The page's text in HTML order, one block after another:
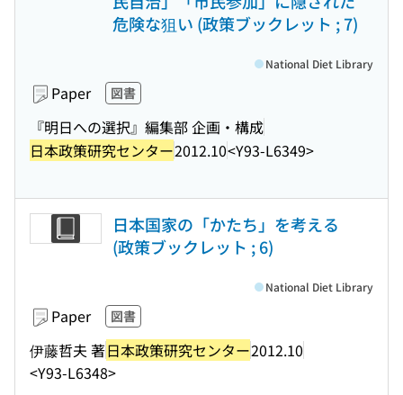
危険な狙い (政策ブックレット ; 7)
Paper 図書
『明日への選択』編集部 企画・構成
日本政策研究センター2012.10<Y93-L6349>
National Diet Library
日本国家の「かたち」を考える
(政策ブックレット ; 6)
Paper 図書
伊藤哲夫 著日本政策研究センター2012.10
<Y93-L6348>
National Diet Library